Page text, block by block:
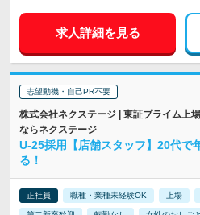
求人詳細を見る
志望動機・自己PR不要
株式会社ネクステージ | 東証プライム上
ならネクステージ
U‐25採用【店舗スタッフ】20代で
る！
正社員 職種・業種未経験OK 上場